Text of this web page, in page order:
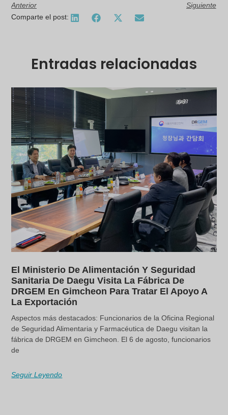
Anterior
Siguiente
Comparte el post:
Entradas relacionadas
El Ministerio De Alimentación Y Seguridad
Sanitaria De Daegu Visita La Fábrica De
DRGEM En Gimcheon Para Tratar El Apoyo A
La Exportación
Aspectos más destacados: Funcionarios de la Oficina Regional
de Seguridad Alimentaria y Farmacéutica de Daegu visitan la
fábrica de DRGEM en Gimcheon. El 6 de agosto, funcionarios
de
Seguir Leyendo